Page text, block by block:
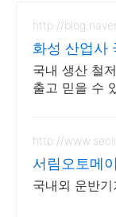
http://
화성 산업사
업/관공서/
국내 생산 철저
출고 믿을 수
카트
http://
서림오토메
국내외 운반